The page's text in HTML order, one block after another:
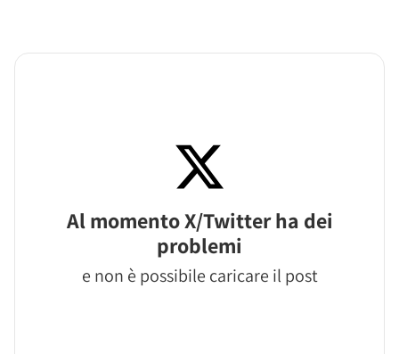
Al momento X/Twitter ha dei
problemi
e non è possibile caricare il post